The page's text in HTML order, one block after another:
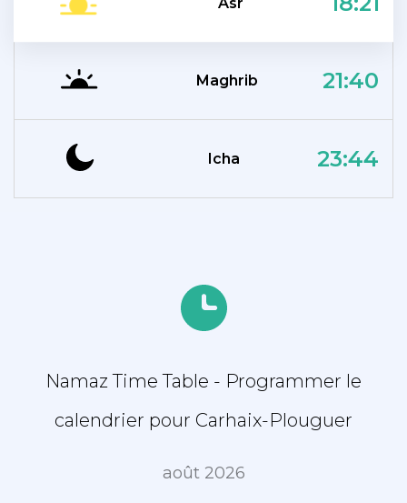
Maghrib 21:40
Icha 23:44
Namaz Time Table - Programmer le
calendrier pour Carhaix-Plouguer
août 2026